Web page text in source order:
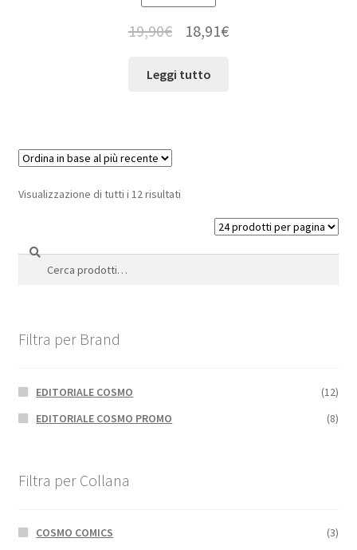
19,90€ 18,91€
Leggi tutto
Visualizzazione di tutti i 12 risultati
Cerca:
Cerca
Filtra per Brand
EDITORIALE COSMO
(12)
EDITORIALE COSMO PROMO
(8)
Filtra per Collana
COSMO COMICS (3)